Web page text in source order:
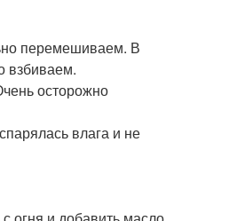
перемешиваем. В
взбиваем.
осторожно
влага и не